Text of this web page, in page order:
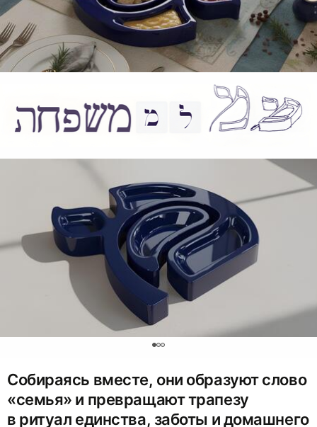
Собираясь вместе, они образуют слово
«семья» и превращают трапезу
в ритуал единства, заботы и домашнего